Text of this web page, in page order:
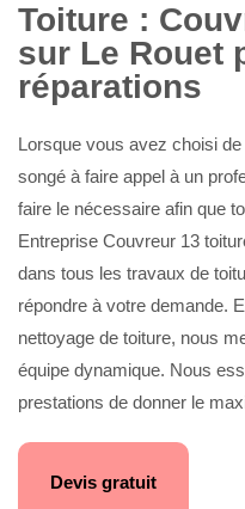
Toiture :
sur Le Rouet
réparations
Lorsque vous avez choisi
songé à faire appel à un
faire le nécessaire afin que
Entreprise Couvreur 13
dans tous les travaux de
répondre à votre demande.
nettoyage de toiture, nous
équipe dynamique. Nous
prestations de donner le
Devis gratuit